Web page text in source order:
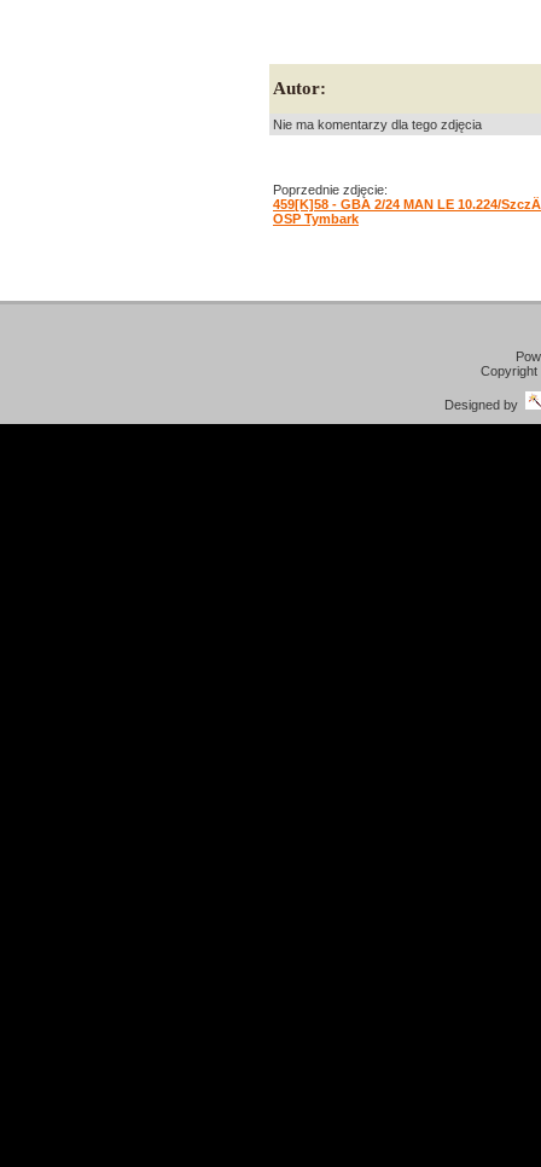
Autor:
Nie ma komentarzy dla tego zdjęcia
Poprzednie zdjęcie:
459[K]58 - GBA 2/24 MAN LE 10.224/
OSP Tymbark
Designed by